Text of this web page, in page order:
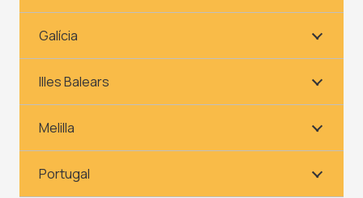
Galícia
Illes Balears
Melilla
Portugal